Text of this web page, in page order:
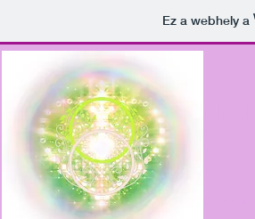
Ez a webhely a